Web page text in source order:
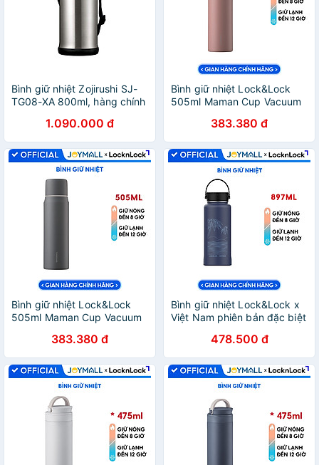
Bình giữ nhiệt Zojirushi SJ-
TG08-XA 800ml, hàng chính
1.090.000 đ
Bình giữ nhiệt Lock&Lock
505ml Maman Cup Vacuum
LHC1487PIK - Hàng chính
hãng, nắp dùng làm cốc
nước uống - JoyMall
383.380 đ
Bình giữ nhiệt Lock&Lock
505ml Maman Cup Vacuum
LHC1487GRY - Hàng chính
hãng, nắp dùng làm cốc
nước uống - JoyMall
383.380 đ
Bình giữ nhiệt Lock&Lock x
Việt Nam phiên bản đặc biệt
và ống hút đầu Silicone -
JoyMall
478.500 đ